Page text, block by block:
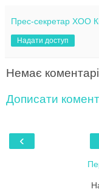
Прес-секретар ХОО
Надати доступ
Немає
Дописати
‹